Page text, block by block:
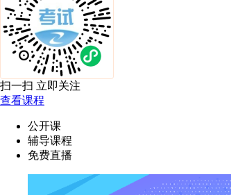
扫一扫 立即关注
查看课程
公开课
辅导课程
免费直播